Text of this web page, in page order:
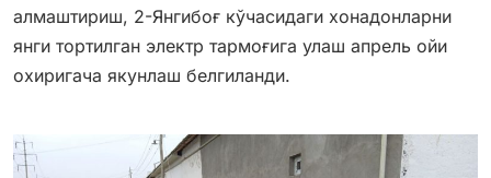
алмаштириш, 2-Янгибоғ кўчасидаги хонадонларни
янги тортилган электр тармоғига улаш апрель ойи
охиригача якунлаш белгиланди.